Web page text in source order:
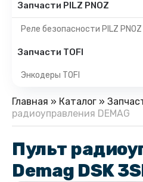
Запчасти PILZ PNOZ
Реле безопасности PILZ PNOZ
Запчасти TOFI
Энкодеры TOFI
Главная » Каталог »
радиоуправления DEMAG
Пульт
Demag DSK